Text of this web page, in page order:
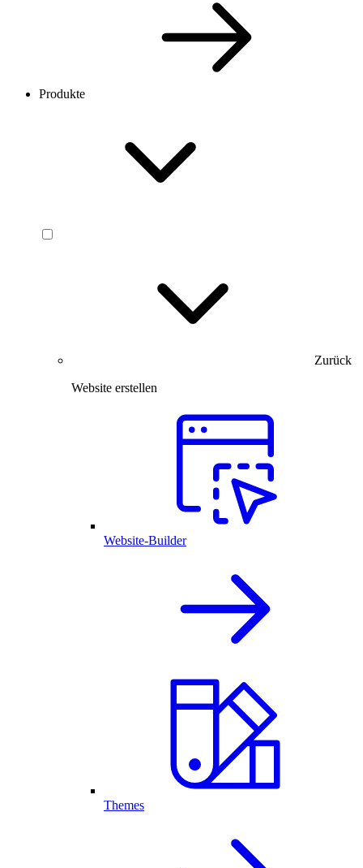
Produkte
Zurück
Website erstellen
Website-Builder
Themes